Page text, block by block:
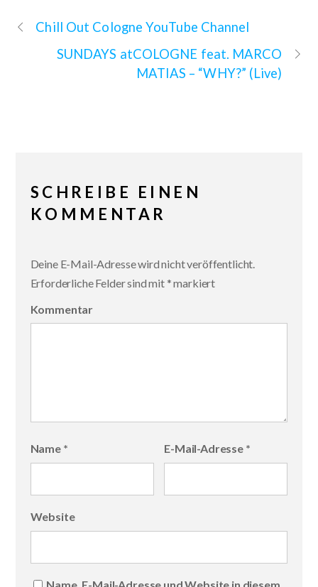
Chill Out Cologne YouTube Channel
SUNDAYS atCOLOGNE feat. MARCO
MATIAS – “WHY?” (Live)
SCHREIBE EINEN
KOMMENTAR
Deine E-Mail-Adresse wird nicht veröffentlicht.
Erforderliche Felder sind mit *markiert
Kommentar
Name * E-Mail-Adresse *
Website